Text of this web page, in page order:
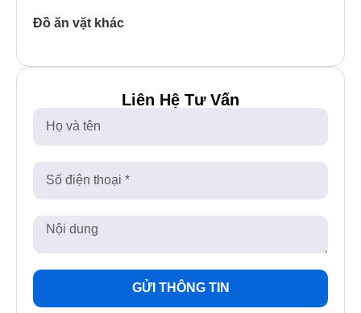
Đồ ăn vặt khác
Liên Hệ Tư Vấn
GỬI THÔNG TIN